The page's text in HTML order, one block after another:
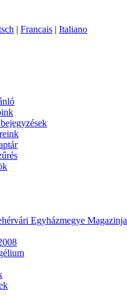
| Francais | Italiano
Egyházmegye Magazinja